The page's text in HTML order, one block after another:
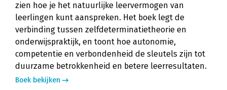
zien hoe je het natuurlijke leervermogen van
leerlingen kunt aanspreken. Het boek legt de
verbinding tussen zelfdeterminatietheorie en
onderwijspraktijk, en toont hoe autonomie,
competentie en verbondenheid de sleutels zijn tot
duurzame betrokkenheid en betere leerresultaten.
Boek bekijken